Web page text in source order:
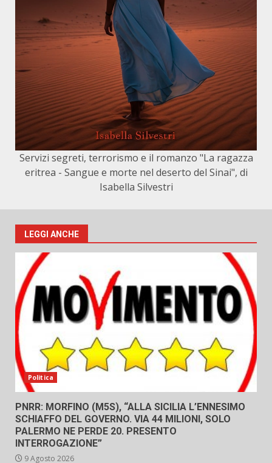
Servizi segreti, terrorismo e il romanzo "La ragazza
eritrea - Sangue e morte nel deserto del Sinai", di
Isabella Silvestri
LEGGI ANCHE
Politica
PNRR: MORFINO (M5S), “ALLA SICILIA L’ENNESIMO
SCHIAFFO DEL GOVERNO. VIA 44 MILIONI, SOLO
PALERMO NE PERDE 20. PRESENTO
INTERROGAZIONE”
9 Agosto 2026